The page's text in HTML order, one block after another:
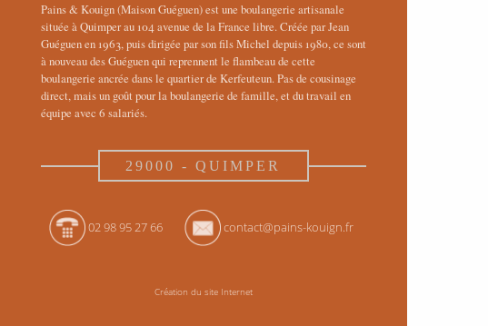
Pains & Kouign (Maison Guéguen) est une boulangerie artisanale
située à Quimper au 104 avenue de la France libre. Créée par Jean
Guéguen en 1963, puis dirigée par son fils Michel depuis 1980, ce sont
à nouveau des Guéguen qui reprennent le flambeau de cette
boulangerie ancrée dans le quartier de Kerfeuteun. Pas de cousinage
direct, mais un goût pour la boulangerie de famille, et du travail en
équipe avec 6 salariés.
29000 - QUIMPER
02 98 95 27 66 contact@pains-kouign.fr
Création du site Internet